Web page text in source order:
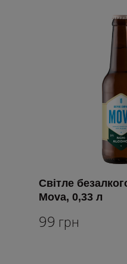
Світле
Mova, 0,33 л
99 грн